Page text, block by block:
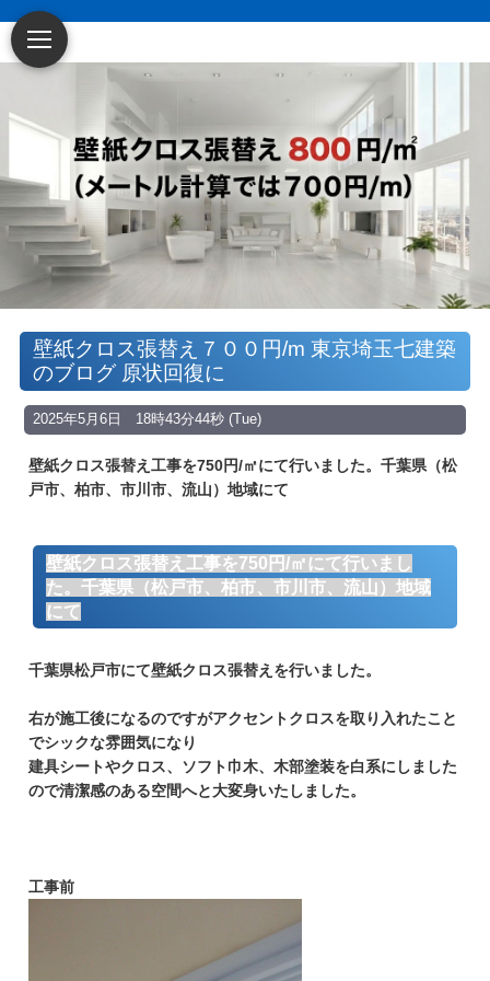
～賃貸アパート・
マンション・戸建てに特化した原状回復・空
室リフォーム業者です～
足立区 葛飾区 八潮市 草加市 三郷市 松戸
市 越谷市 川口市 流山市 江戸川区 荒川
壁紙クロス張替え７００円/m 東京埼玉七建築
のブログ 原状回復に
2025年5月6日 18時43分44秒 (Tue)
壁紙クロス張替え工事を750円/㎡にて行いました。千葉県（松
戸市、柏市、市川市、流山）地域にて
壁紙クロス張替え工事を750円/㎡にて行いまし
た。千葉県（松戸市、柏市、市川市、流山）地域
にて
千葉県松戸市にて壁紙クロス張替えを行いました。
右が施工後になるのですがアクセントクロスを取り入れたこと
でシックな雰囲気になり
建具シートやクロス、ソフト巾木、木部塗装を白系にしました
ので清潔感のある空間へと大変身いたしました。
工事前